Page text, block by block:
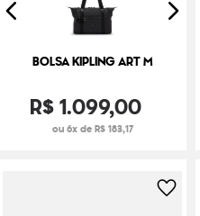
BOLSA KIPLING ART M
R$1.099,00
ou 6x de R$ 183,17